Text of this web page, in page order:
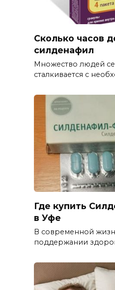
Сколько часов
силденафил
Множество людей
сталкивается с
Где купить
в Уфе
В современной
поддержании